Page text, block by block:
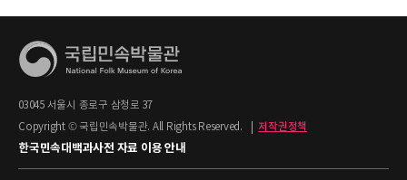
03045 서울시 종로구 삼청로 37
Copyright © 국립민속박물관. All Rights Reserved.
저작권정책
한국민속대백과사전 자료 이용 안내